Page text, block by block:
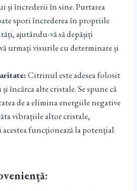
și încrederii în sine. Purtarea
spori încrederea în propriile
ajutându-vă să depășiți
urmați visurile cu determinare și
Citrinul este adesea folosit
încărca alte cristale. Se spune că
de a elimina energiile negative
vibrațiile altor cristale,
acestea funcționează la potențial